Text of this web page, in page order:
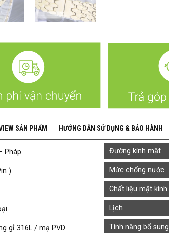
SẢN PHẨM HƯỚNG DẪN SỬ DỤNG & BẢO HÀNH
Pháp Đường kính mặt
) Mức chống nước
Chất liệu mặt kính
Lịch
gỉ 316L / mạ PVD Tính năng bổ sung